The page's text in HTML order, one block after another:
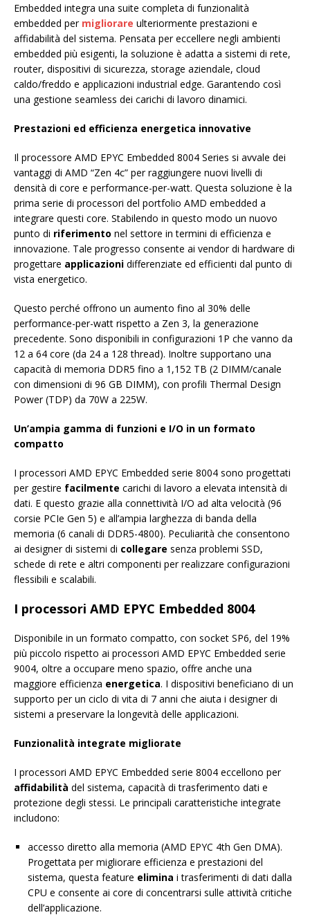
Embedded integra una suite completa di funzionalità
embedded per migliorare ulteriormente prestazioni e
affidabilità del sistema. Pensata per eccellere negli ambienti
embedded più esigenti, la soluzione è adatta a sistemi di rete,
router, dispositivi di sicurezza, storage aziendale, cloud
caldo/freddo e applicazioni industrial edge. Garantendo così
una gestione seamless dei carichi di lavoro dinamici.
Prestazioni ed efficienza energetica innovative
Il processore AMD EPYC Embedded 8004 Series si avvale dei
vantaggi di AMD “Zen 4c” per raggiungere nuovi livelli di
densità di core e performance-per-watt. Questa soluzione è la
prima serie di processori del portfolio AMD embedded a
integrare questi core. Stabilendo in questo modo un nuovo
punto di riferimento nel settore in termini di efficienza e
innovazione. Tale progresso consente ai vendor di hardware di
progettare applicazioni differenziate ed efficienti dal punto di
vista energetico.
Questo perché offrono un aumento fino al 30% delle
performance-per-watt rispetto a Zen 3, la generazione
precedente. Sono disponibili in configurazioni 1P che vanno da
12 a 64 core (da 24 a 128 thread). Inoltre supportano una
capacità di memoria DDR5 fino a 1,152 TB (2 DIMM/canale
con dimensioni di 96 GB DIMM), con profili Thermal Design
Power (TDP) da 70W a 225W.
Un’ampia gamma di funzioni e I/O in un formato
compatto
I processori AMD EPYC Embedded serie 8004 sono progettati
per gestire facilmente carichi di lavoro a elevata intensità di
dati. E questo grazie alla connettività I/O ad alta velocità (96
corsie PCIe Gen 5) e all’ampia larghezza di banda della
memoria (6 canali di DDR5-4800). Peculiarità che consentono
ai designer di sistemi di collegare senza problemi SSD,
schede di rete e altri componenti per realizzare configurazioni
flessibili e scalabili.
I processori AMD EPYC Embedded 8004
Disponibile in un formato compatto, con socket SP6, del 19%
più piccolo rispetto ai processori AMD EPYC Embedded serie
9004, oltre a occupare meno spazio, offre anche una
maggiore efficienza energetica. I dispositivi beneficiano di un
supporto per un ciclo di vita di 7 anni che aiuta i designer di
sistemi a preservare la longevità delle applicazioni.
Funzionalità integrate migliorate
I processori AMD EPYC Embedded serie 8004 eccellono per
affidabilità del sistema, capacità di trasferimento dati e
protezione degli stessi. Le principali caratteristiche integrate
includono:
accesso diretto alla memoria (AMD EPYC 4th Gen DMA).
Progettata per migliorare efficienza e prestazioni del
sistema, questa feature elimina i trasferimenti di dati dalla
CPU e consente ai core di concentrarsi sulle attività critiche
dell’applicazione.